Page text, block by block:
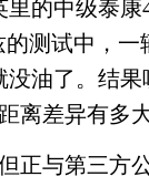
的中级泰
测试中，一
没油了。结
离差异有多
正与第三方